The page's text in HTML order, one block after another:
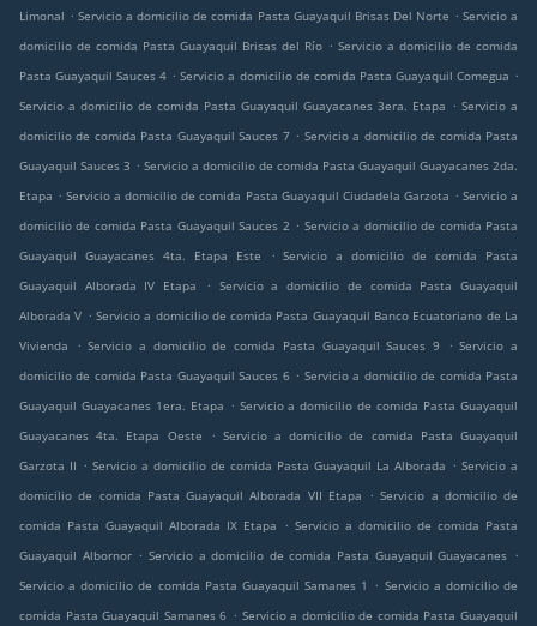
Limonal . Servicio a domicilio de comida Pasta Guayaquil Brisas Del Norte . Servicio a
domicilio de comida Pasta Guayaquil Brisas del Río . Servicio a domicilio de comida
Pasta Guayaquil Sauces 4 . Servicio a domicilio de comida Pasta Guayaquil Comegua .
Servicio a domicilio de comida Pasta Guayaquil Guayacanes 3era. Etapa . Servicio a
domicilio de comida Pasta Guayaquil Sauces 7 . Servicio a domicilio de comida Pasta
Guayaquil Sauces 3 . Servicio a domicilio de comida Pasta Guayaquil Guayacanes 2da.
Etapa . Servicio a domicilio de comida Pasta Guayaquil Ciudadela Garzota . Servicio a
domicilio de comida Pasta Guayaquil Sauces 2 . Servicio a domicilio de comida Pasta
Guayaquil Guayacanes 4ta. Etapa Este
. Servicio a domicilio de comida Pasta
Guayaquil Alborada IV Etapa
. Servicio a domicilio de comida Pasta Guayaquil
Alborada V . Servicio a domicilio de comida Pasta Guayaquil Banco Ecuatoriano de La
Vivienda
. Servicio a domicilio de comida Pasta Guayaquil Sauces 9 . Servicio a
domicilio de comida Pasta Guayaquil Sauces 6 . Servicio a domicilio de comida Pasta
Guayaquil Guayacanes 1era. Etapa . Servicio a domicilio de comida Pasta Guayaquil
Guayacanes 4ta. Etapa Oeste
. Servicio a domicilio de comida Pasta Guayaquil
Garzota II . Servicio a domicilio de comida Pasta Guayaquil La Alborada . Servicio a
domicilio de comida Pasta Guayaquil Alborada VII Etapa
. Servicio a domicilio de
comida Pasta Guayaquil Alborada IX Etapa
. Servicio a domicilio de comida Pasta
Guayaquil Albornor . Servicio a domicilio de comida Pasta Guayaquil Guayacanes .
Servicio a domicilio de comida Pasta Guayaquil Samanes 1
. Servicio a domicilio de
comida Pasta Guayaquil Samanes 6 . Servicio a domicilio de comida Pasta Guayaquil